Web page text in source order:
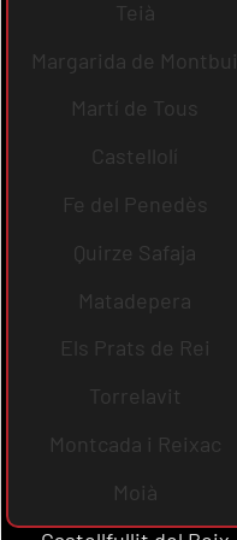
Teià
Margarida de Montbui
Martí de Tous
Castellolí
Fe del Penedès
Quirze Safaja
Matadepera
Els Prats de Rei
Torrelavit
Montcada i Reixac
Moià